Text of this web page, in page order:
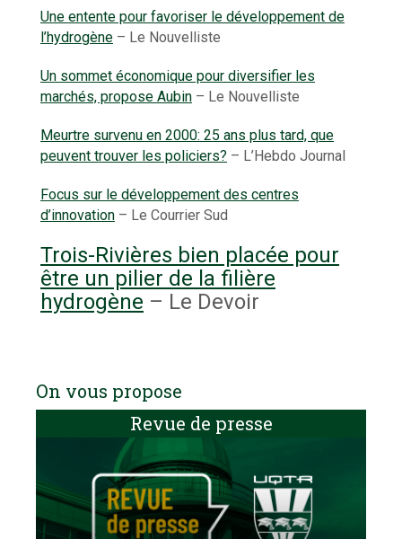
Une entente pour favoriser le développement de
l’hydrogène – Le Nouvelliste
Un sommet économique pour diversifier les
marchés, propose Aubin – Le Nouvelliste
Meurtre survenu en 2000: 25 ans plus tard, que
peuvent trouver les policiers? – L’Hebdo Journal
Focus sur le développement des centres
d’innovation – Le Courrier Sud
Trois-Rivières bien placée pour
être un pilier de la filière
hydrogène – Le Devoir
On vous propose
Revue de presse